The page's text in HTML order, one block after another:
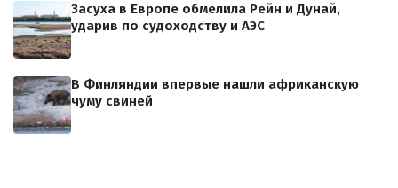
Засуха в Европе обмелила Рейн и Дунай,
ударив по судоходству и АЭС
В Финляндии впервые нашли африканскую
чуму свиней